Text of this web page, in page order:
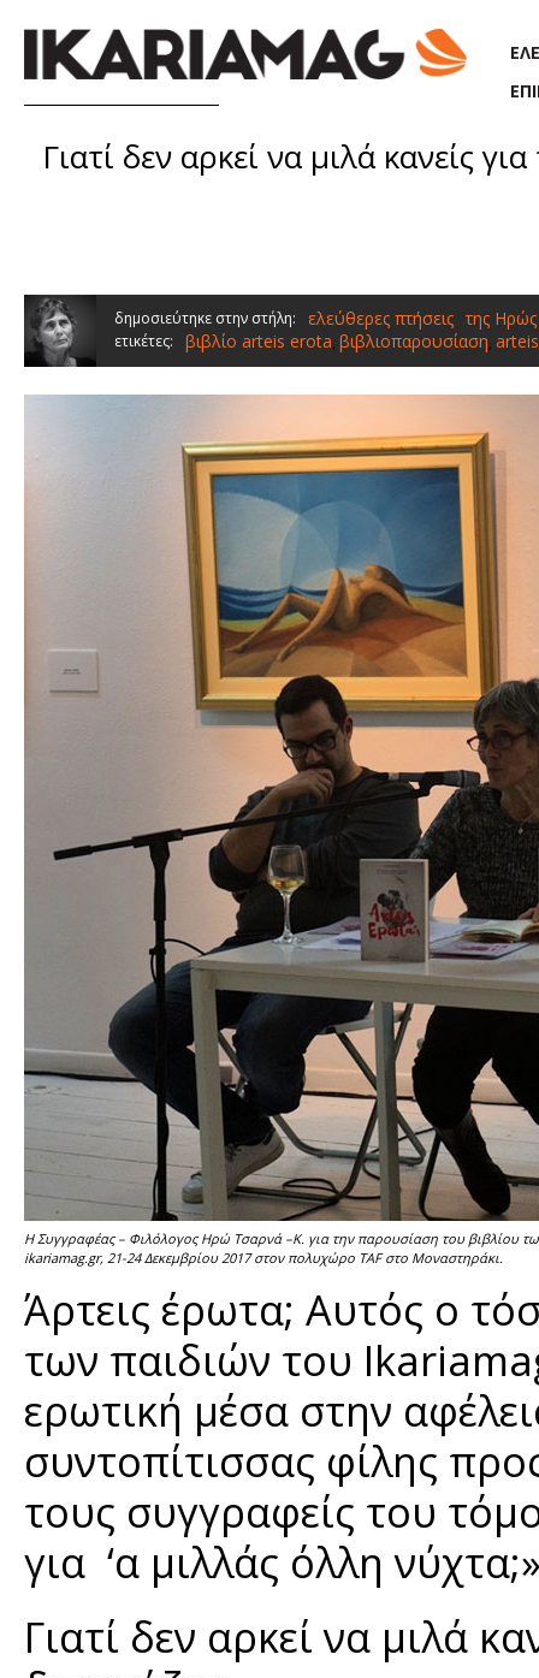
Γιατί δεν αρκεί να μιλά κανείς
δημοσιεύτηκε στην στήλη: ελεύθερες πτήσεις της
ετικέτες: βιβλίο arteis erota, βιβλιοπαρουσίαση, arteis
H Συγγραφέας – Φιλόλογος Ηρώ Τσαρνά –Κ. για την παρουσίαση του βιβλίου
ikariamag.gr, 21-24 Δεκεμβρίου 2017 στον πολυχώρο TAF στο Μοναστηράκι.
Άρτεις έρωτα; Αυτός ο
των παιδιών του
ερωτική μέσα στην
συντοπίτισσας φίλης
τους συγγραφείς του
για ‘α μιλλάς όλλη
Γιατί δεν αρκεί να μιλά